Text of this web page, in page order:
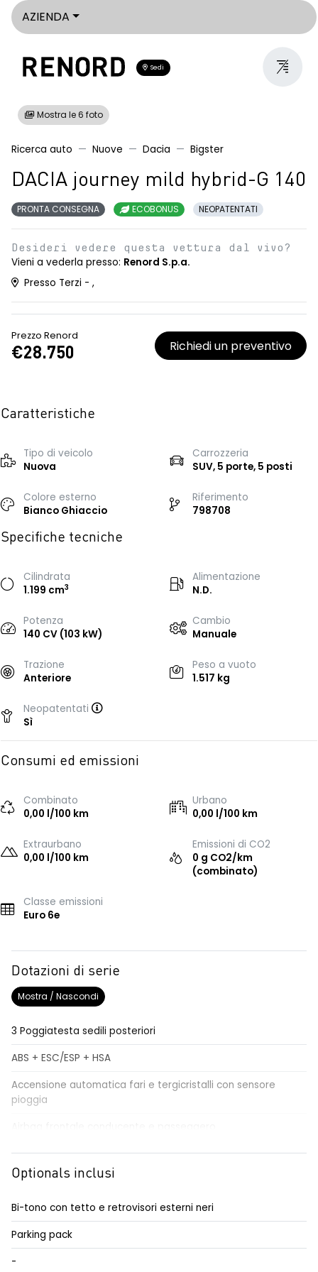
AZIENDA
Sedi
Mostra le 6 foto
Ricerca auto Nuove Dacia Bigster
DACIA journey mild hybrid-G 140
PRONTA CONSEGNA ECOBONUS NEOPATENTATI
Desideri vedere questa vettura dal vivo?
Vieni a vederla presso: Renord S.p.a.
Presso Terzi - ,
Prezzo Renord
€28.750 Richiedi un preventivo
Caratteristiche
Tipo di veicolo
Nuova
Carrozzeria
SUV, 5 porte, 5 posti
Colore esterno
Bianco Ghiaccio
Riferimento
798708
Specifiche tecniche
Cilindrata
1.199 cm3
Alimentazione
N.D.
Potenza
140 CV (103 kW)
Cambio
Manuale
Trazione
Anteriore
Peso a vuoto
1.517 kg
Neopatentati
Sì
Consumi ed emissioni
Combinato
0,00 l/100 km
Urbano
0,00 l/100 km
Extraurbano
0,00 l/100 km
Emissioni di CO2
0 g CO2/km
(combinato)
Classe emissioni
Euro 6e
Dotazioni di serie
Mostra / Nascondi
3 Poggiatesta sedili posteriori
ABS + ESC/ESP + HSA
Accensione automatica fari e tergicristalli con sensore
pioggia
Airbag laterali a tendina
Alzacristalli elettrici impulsionali anteriori e posteriori
Alzacristallo elettrico impulsionale anteriore lato conducente
Assistenza al mantenimento della corsia LKA
Assistenza alla frenata di emergenza automatica AEBS
Optionals inclusi
Bi-tono con tetto e retrovisori esterni neri
Parking pack
-